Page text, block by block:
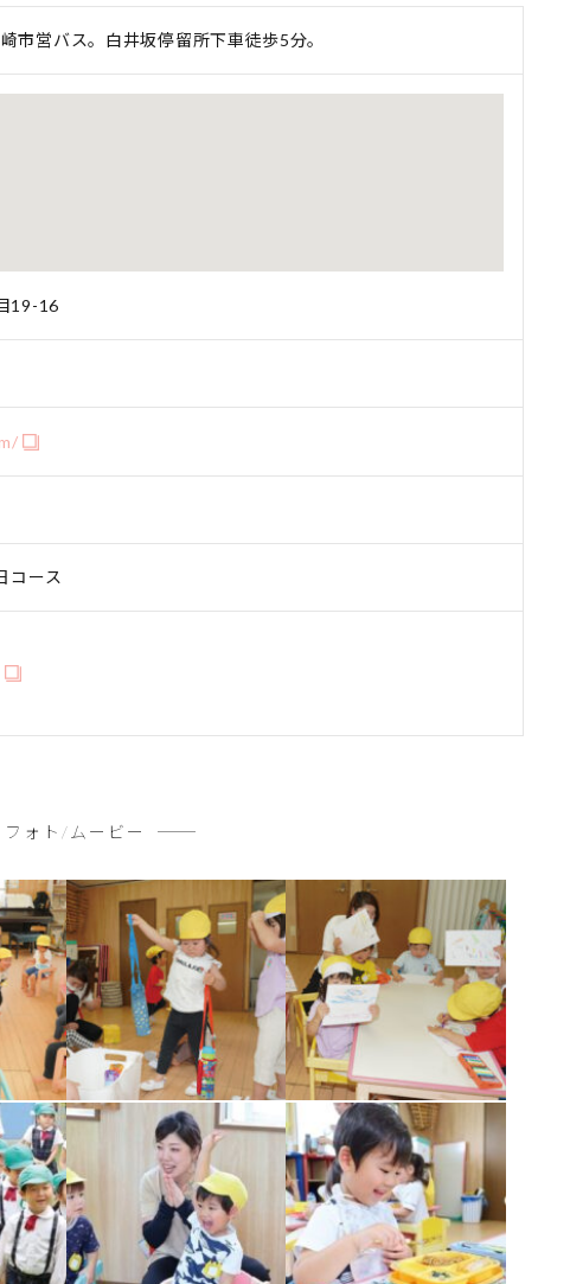
市営バス。白井坂停留所下車徒歩5分。
19-16
コース
フォト/ムービー